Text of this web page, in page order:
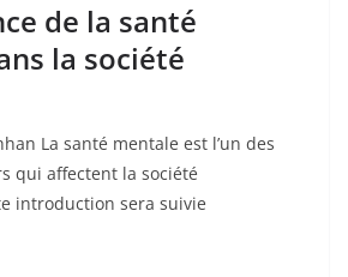
de la santé
la société
La santé mentale est l’un des
qui affectent la société
introduction sera suivie